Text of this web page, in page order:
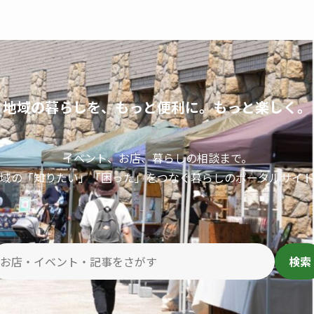
地域の暮らしを、もっと便利に。もっと楽しく。
イベント、お店、暮らしの相談まで。
の「知りたい」「困った」をつなぐ暮らしのポータルサイ
検索